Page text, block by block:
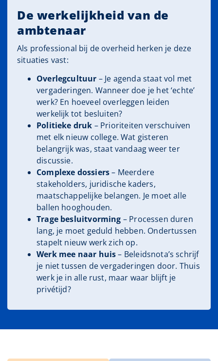
De werkelijkheid van de
ambtenaar
Als professional bij de overheid herken je deze
situaties vast:
Overlegcultuur – Je agenda staat vol met
vergaderingen. Wanneer doe je het ‘echte’
werk? En hoeveel overleggen leiden
werkelijk tot besluiten?
Politieke druk – Prioriteiten verschuiven
met elk nieuw college. Wat gisteren
belangrijk was, staat vandaag weer ter
discussie.
Complexe dossiers– Meerdere
stakeholders, juridische kaders,
maatschappelijke belangen. Je moet alle
ballen hooghouden.
Trage besluitvorming – Processen duren
lang, je moet geduld hebben. Ondertussen
stapelt nieuw werk zich op.
Werk mee naar huis– Beleidsnota’s schrijf
je niet tussen de vergaderingen door. Thuis
werk je in alle rust, maar waar blijft je
privétijd?